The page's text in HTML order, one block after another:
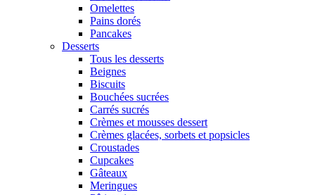
Omelettes
Pains dorés
Pancakes
Desserts
Tous les desserts
Beignes
Biscuits
Bouchées sucrées
Carrés sucrés
Crèmes et mousses dessert
Crèmes glacées, sorbets et popsicles
Croustades
Cupcakes
Gâteaux
Meringues